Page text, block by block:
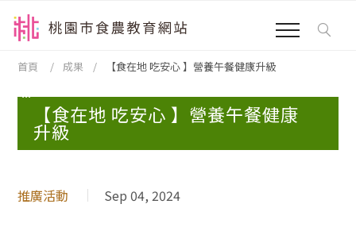
首頁 成果 【食在地 吃安心 】營養午餐健康升級
:::
【食在地 吃安心 】營養午餐健康
升級
推廣活動 Sep 04, 2024